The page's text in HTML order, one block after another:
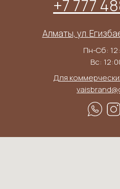
+7 777
Алматы, ул.
Для
Пн-Сб:
Вс: